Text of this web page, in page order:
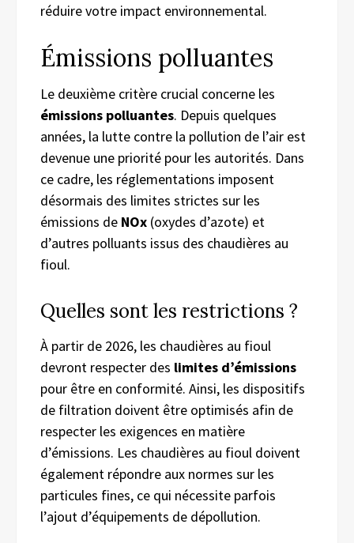
réduire votre impact environnemental.
Émissions polluantes
Le deuxième critère crucial concerne les
émissions polluantes. Depuis quelques
années, la lutte contre la pollution de l’air est
devenue une priorité pour les autorités. Dans
ce cadre, les réglementations imposent
désormais des limites strictes sur les
émissions de NOx (oxydes d’azote) et
d’autres polluants issus des chaudières au
fioul.
Quelles sont les restrictions ?
À partir de 2026, les chaudières au fioul
devront respecter des limites d’émissions
pour être en conformité. Ainsi, les dispositifs
de filtration doivent être optimisés afin de
respecter les exigences en matière
d’émissions. Les chaudières au fioul doivent
également répondre aux normes sur les
particules fines, ce qui nécessite parfois
l’ajout d’équipements de dépollution.